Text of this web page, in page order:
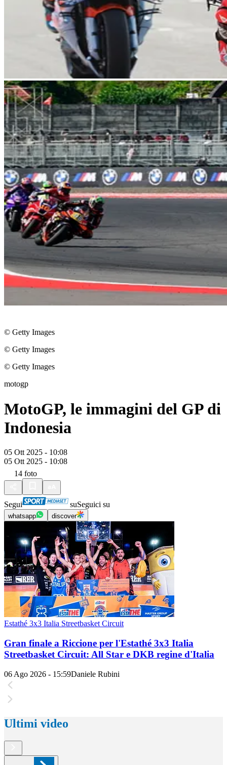
© Getty Images
© Getty Images
© Getty Images
motogp
MotoGP, le immagini del GP di
Indonesia
05 Ott 2025 - 10:08
05 Ott 2025 - 10:08
14 foto
Segui suSeguici su
whatsapp discover
Estathé 3x3 Italia Streetbasket Circuit
Gran finale a Riccione per l'Estathé 3x3 Italia
Streetbasket Circuit: All Star e DKB regine d'Italia
06 Ago 2026 - 15:59Daniele Rubini
Ultimi video